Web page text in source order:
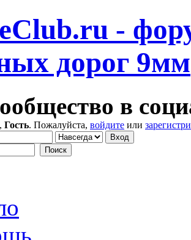
в
Гость. Пожалуйста, войдите или